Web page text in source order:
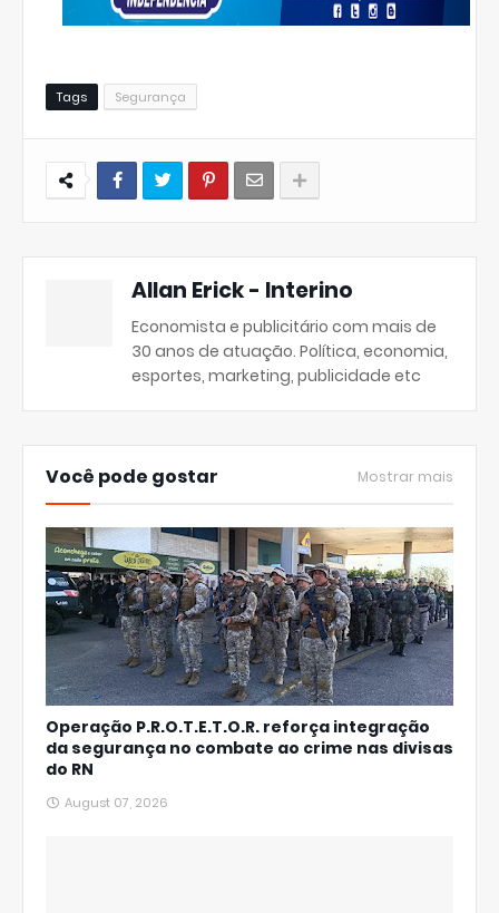
Tags Segurança
Allan Erick - Interino
Economista e publicitário com mais de
30 anos de atuação. Política, economia,
esportes, marketing, publicidade etc
Você pode gostar Mostrar mais
Operação P.R.O.T.E.T.O.R. reforça integração
da segurança no combate ao crime nas divisas
do RN
August 07, 2026